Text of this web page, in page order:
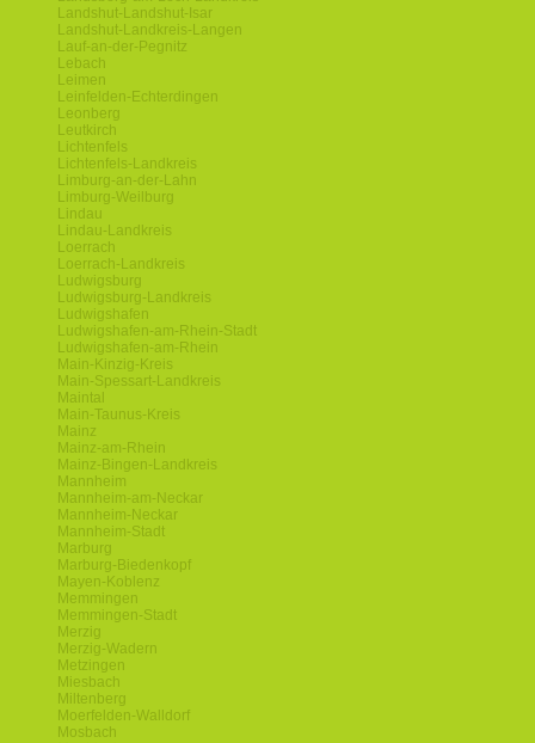
Landshut-Landshut-Isar
Landshut-Landkreis-Langen
Lauf-an-der-Pegnitz
Lebach
Leimen
Leinfelden-Echterdingen
Leonberg
Leutkirch
Lichtenfels
Lichtenfels-Landkreis
Limburg-an-der-Lahn
Limburg-Weilburg
Lindau
Lindau-Landkreis
Loerrach
Loerrach-Landkreis
Ludwigsburg
Ludwigsburg-Landkreis
Ludwigshafen
Ludwigshafen-am-Rhein-Stadt
Ludwigshafen-am-Rhein
Main-Kinzig-Kreis
Main-Spessart-Landkreis
Maintal
Main-Taunus-Kreis
Mainz
Mainz-am-Rhein
Mainz-Bingen-Landkreis
Mannheim
Mannheim-am-Neckar
Mannheim-Neckar
Mannheim-Stadt
Marburg
Marburg-Biedenkopf
Mayen-Koblenz
Memmingen
Memmingen-Stadt
Merzig
Merzig-Wadern
Metzingen
Miesbach
Miltenberg
Moerfelden-Walldorf
Mosbach